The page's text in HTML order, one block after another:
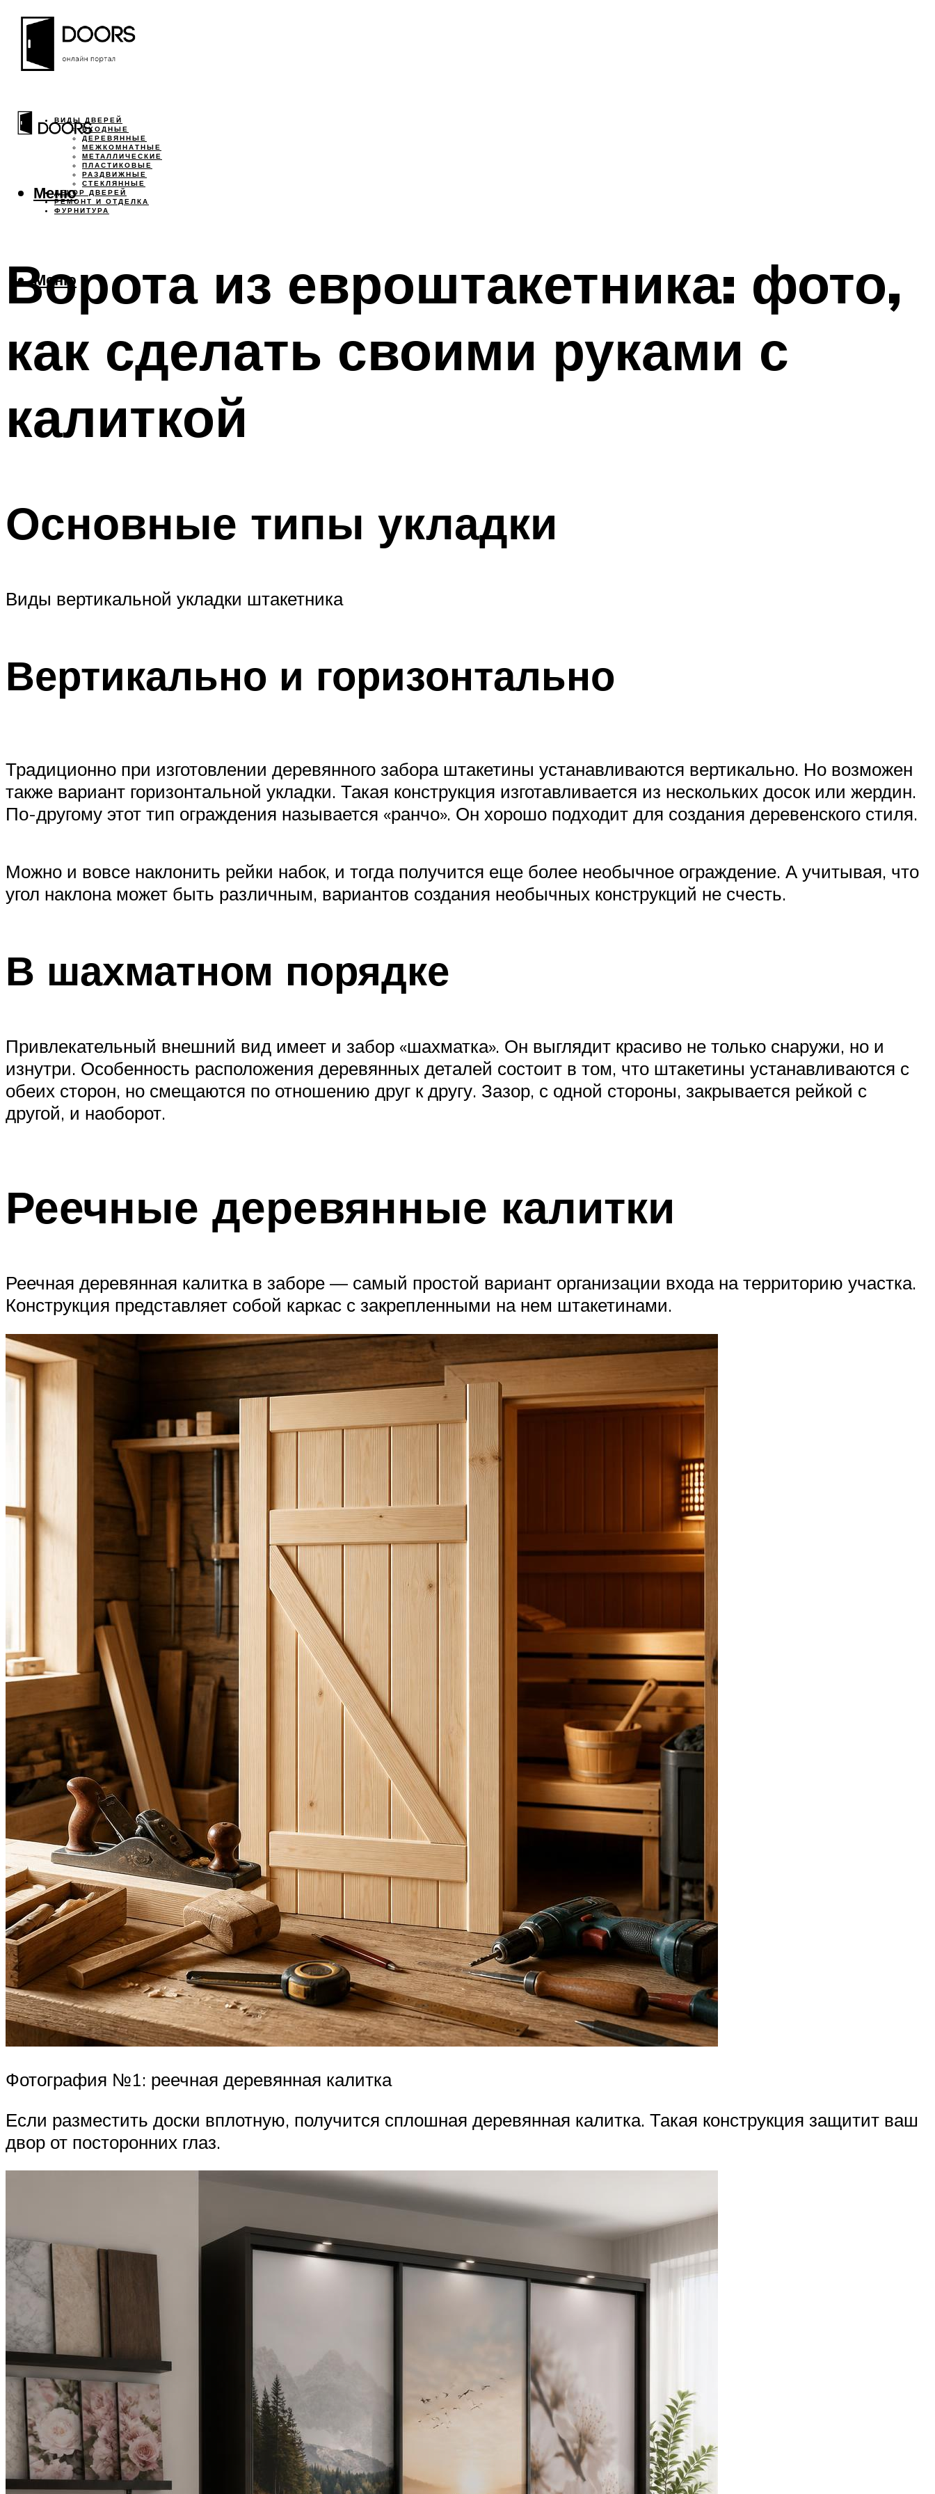
ВИДЫ ДВЕРЕЙ
ВХОДНЫЕ
ДЕРЕВЯННЫЕ
МЕЖКОМНАТНЫЕ
МЕТАЛЛИЧЕСКИЕ
ПЛАСТИКОВЫЕ
РАЗДВИЖНЫЕ
СТЕКЛЯННЫЕ
ДЕКОР ДВЕРЕЙ
РЕМОНТ И ОТДЕЛКА
ФУРНИТУРА
Меню
Меню
Ворота из евроштакетника: фото,
как сделать своими руками с
калиткой
Основные типы укладки
Виды вертикальной укладки штакетника
Вертикально и горизонтально
Традиционно при изготовлении деревянного забора штакетины устанавливаются вертикально. Но возможен
также вариант горизонтальной укладки. Такая конструкция изготавливается из нескольких досок или жердин.
По-другому этот тип ограждения называется «ранчо». Он хорошо подходит для создания деревенского стиля.
Можно и вовсе наклонить рейки набок, и тогда получится еще более необычное ограждение. А учитывая, что
угол наклона может быть различным, вариантов создания необычных конструкций не счесть.
В шахматном порядке
Привлекательный внешний вид имеет и забор «шахматка». Он выглядит красиво не только снаружи, но и
изнутри. Особенность расположения деревянных деталей состоит в том, что штакетины устанавливаются с
обеих сторон, но смещаются по отношению друг к другу. Зазор, с одной стороны, закрывается рейкой с
другой, и наоборот.
Реечные деревянные калитки
Реечная деревянная калитка в заборе — самый простой вариант организации входа на территорию участка.
Конструкция представляет собой каркас с закрепленными на нем штакетинами.
Фотография №1: реечная деревянная калитка
Если разместить доски вплотную, получится сплошная деревянная калитка. Такая конструкция защитит ваш
двор от посторонних глаз.